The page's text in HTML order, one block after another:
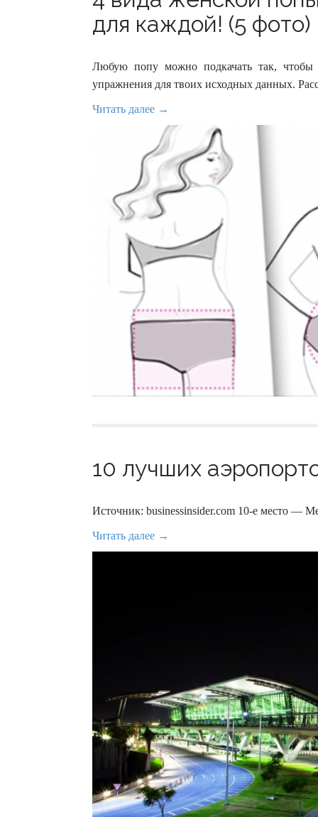
для каждой! (5 фото)
Любую попу можно подкачать так, чтобы
упражнения для твоих исходных данных.
Читать далее →
10 лучших
Источник: businessinsider.com 10-е место —
Читать далее →